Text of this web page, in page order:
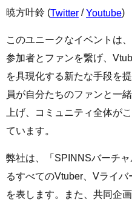
暁方叶鈴 (Twitter /Youtube)
このユニークなイベントは
参加者とファンを繋げ、
を具現化する新たな手段を
員が自分たちのファンと一
上げ、コミュニティ全体が
ています。
弊社は、「SPINNSバーチ
るすべてのVtuber、Vライ
を表します。また、共同企